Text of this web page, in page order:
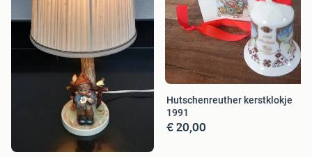
Hutschenreuther kerstklokje
1991
€ 20,00